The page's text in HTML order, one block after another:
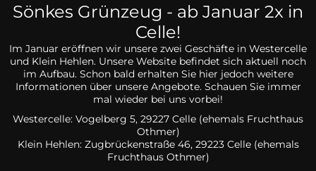
Sönkes Grünzeug - ab Januar 2x in
Celle!
Im Januar eröffnen wir unsere zwei Geschäfte in Westercelle
und Klein Hehlen. Unsere Website befindet sich aktuell noch
im Aufbau. Schon bald erhalten Sie hier jedoch weitere
Informationen über unsere Angebote. Schauen Sie immer
mal wieder bei uns vorbei!
Westercelle: Vogelberg 5, 29227 Celle (ehemals Fruchthaus
Othmer)
Klein Hehlen: Zugbrückenstraße 46, 29223 Celle(ehemals
Fruchthaus Othmer)